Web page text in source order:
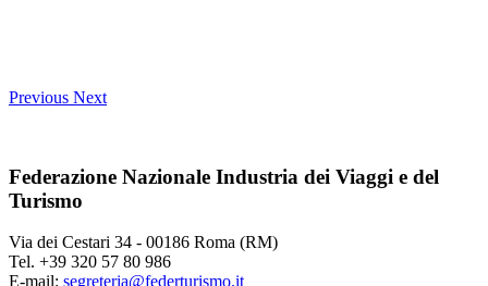
Previous Next
Federazione Nazionale Industria dei Viaggi e del
Turismo
Via dei Cestari 34 - 00186 Roma (RM)
Tel. +39 320 57 80 986
E-mail: segreteria@federturismo.it